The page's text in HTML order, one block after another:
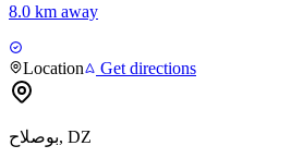
8.0 km away
Location Get directions
بوصلاح, DZ